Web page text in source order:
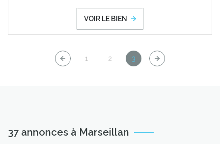
VOIR LE BIEN
1 2 3
37 annonces à Marseillan